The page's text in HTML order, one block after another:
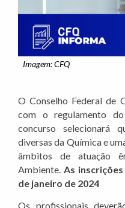
Imagem: CFQ
O Conselho Federal de
com o regulamento do
concurso selecionará
diversas da Química e
âmbitos de atuação
Ambiente. As
de janeiro de 2024
Os profissionais